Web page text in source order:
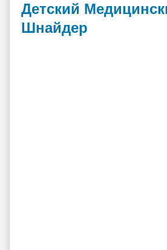
Детский
Шнайдер